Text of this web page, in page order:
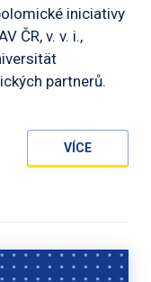
iniciativy
ČR, v. v. i.,
partnerů.
VÍCE